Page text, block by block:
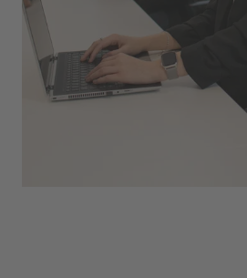
bin ich für den Bereich Schweiz
Kommunikation mit den
unheimlich viel Spaß und ich bin
überglücklich, dass ich Teil des